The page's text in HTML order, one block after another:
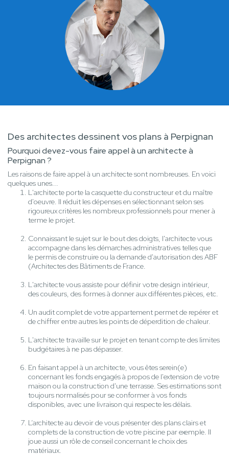
Des architectes dessinent vos plans à Perpignan
Pourquoi devez-vous faire appel à un architecte à
Perpignan ?
Les raisons de faire appel à un architecte sont nombreuses. En voici
quelques unes...
L'architecte porte la casquette du constructeur et du maître
d'oeuvre. Il réduit les dépenses en sélectionnant selon ses
rigoureux critères les nombreux professionnels pour mener à
terme le projet.
Connaissant le sujet sur le bout des doigts, l'architecte vous
accompagne dans les démarches administratives telles que
le permis de construire ou la demande d'autorisation des ABF
(Architectes des Bâtiments de France.
L'architecte vous assiste pour définir votre design intérieur,
des couleurs, des formes à donner aux différentes pièces, etc.
Un audit complet de votre appartement permet de repérer et
de chiffrer entre autres les points de déperdition de chaleur.
L'architecte travaille sur le projet en tenant compte des limites
budgétaires à ne pas dépasser.
En faisant appel à un architecte, vous êtes serein(e)
concernant les fonds engagés à propos de l'extension de votre
maison ou la construction d'une terrasse. Ses estimations sont
toujours normalisés pour se conformer à vos fonds
disponibles, avec une livraison qui respecte les délais.
L’architecte au devoir de vous présenter des plans clairs et
complets de la construction de votre piscine par exemple. Il
joue aussi un rôle de conseil concernant le choix des
matériaux.